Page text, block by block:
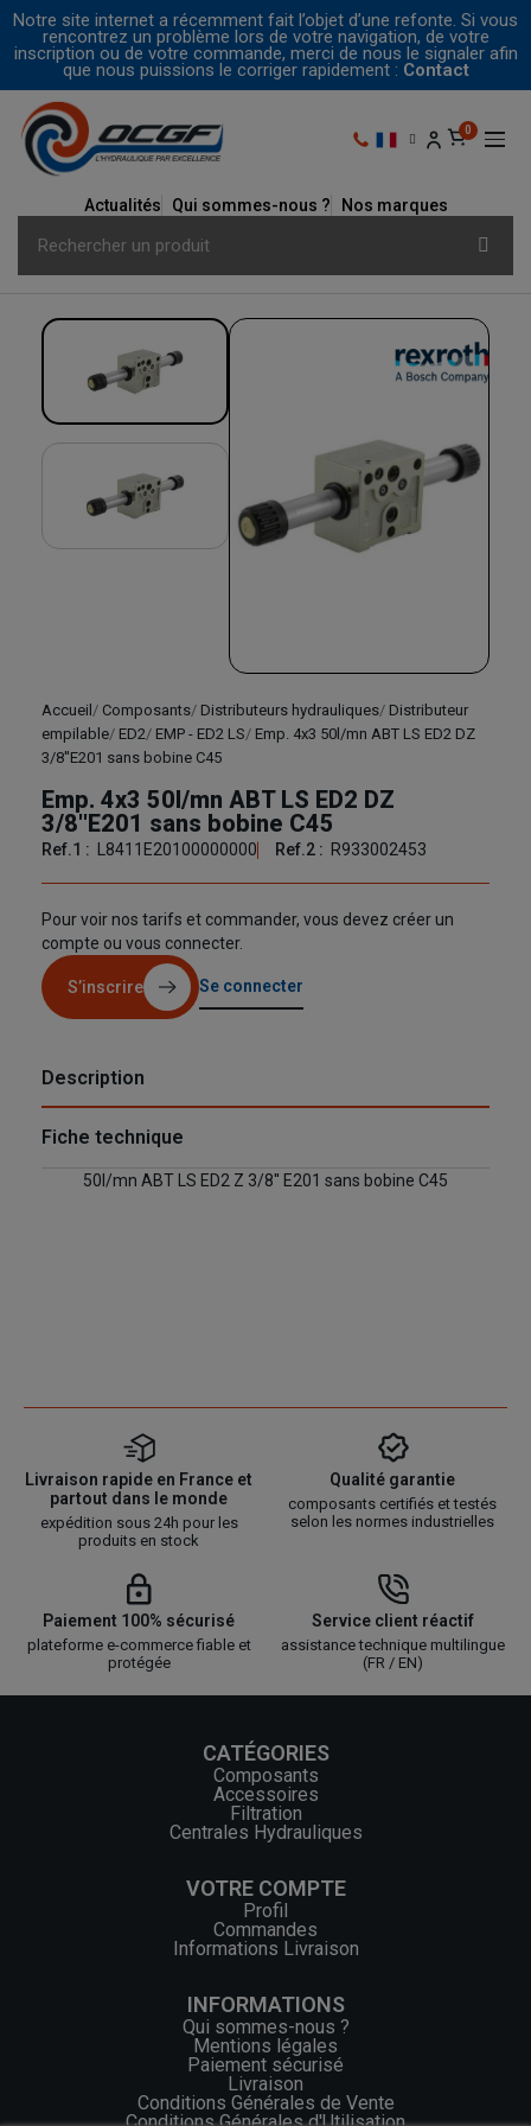
Notre site internet a récemment fait l’objet d’une refonte. Si vous
rencontrez un problème lors de votre navigation, de votre
inscription ou de votre commande, merci de nous le signaler afin
que nous puissions le corriger rapidement : Contact
Actualités Qui sommes-nous ? Nos marques
Accueil Composants Distributeurs hydrauliques Distributeur
empilable ED2 EMP - ED2 LS
Emp. 4x3 50l/mn ABT LS ED2 DZ
3/8''E201 sans bobine C45
Emp. 4x3 50l/mn ABT LS ED2 DZ
3/8''E201 sans bobine C45
Ref.1 : L8411E20100000000 Ref.2 : R933002453
Pour voir nos tarifs et commander, vous devez créer un
compte ou vous connecter.
S’inscrire Se connecter
Description
Fiche technique
50l/mn ABT LS ED2 Z 3/8'' E201 sans bobine C45
Livraison rapide en France et
partout dans le monde
expédition sous 24h pour les
produits en stock
Qualité garantie
composants certifiés et testés
selon les normes industrielles
Paiement 100% sécurisé
plateforme e-commerce fiable et
protégée
Service client réactif
assistance technique multilingue
(FR / EN)
CATÉGORIES
Composants
Accessoires
Filtration
Centrales Hydrauliques
VOTRE COMPTE
Profil
Commandes
Informations Livraison
INFORMATIONS
Qui sommes-nous ?
Mentions légales
Paiement sécurisé
Livraison
Conditions Générales de Vente